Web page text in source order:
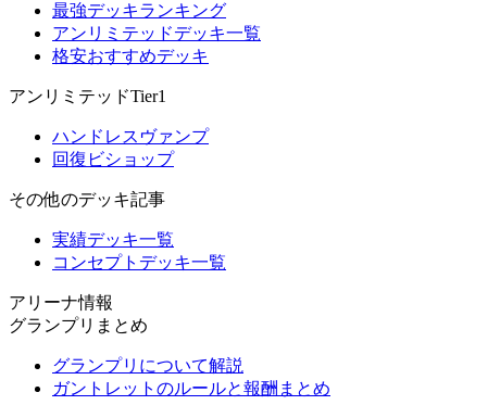
最強デッキランキング
アンリミテッドデッキ一覧
格安おすすめデッキ
アンリミテッドTier1
ハンドレスヴァンプ
回復ビショップ
その他のデッキ記事
実績デッキ一覧
コンセプトデッキ一覧
アリーナ情報
グランプリまとめ
グランプリについて解説
ガントレットのルールと報酬まとめ